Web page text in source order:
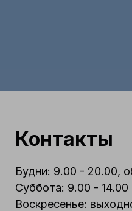
Контакты
Будни: 9.00 - 20.00,
Суббота: 9.00 - 14.00
Воскресенье: